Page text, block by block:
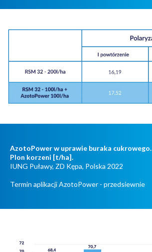
AzotoPower w uprawie buraka cukrowego.
Plon korzeni [t/ha].
IUNG Puławy, ZD Kępa, Polska 2022
Termin aplikacji AzotoPower - przedsiewnie